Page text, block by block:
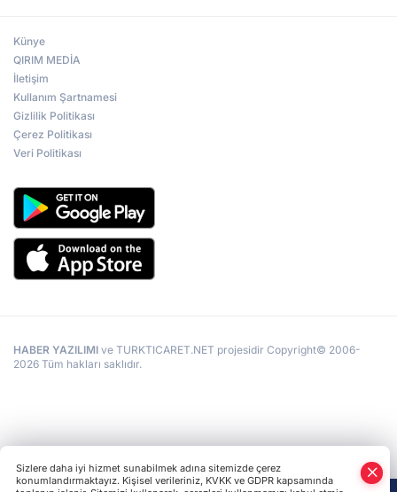
Künye
QIRIM MEDİA
İletişim
Kullanım Şartnamesi
Gizlilik Politikası
Çerez Politikası
Veri Politikası
HABER YAZILIMI ve TURKTICARET.NET projesidir Copyright© 2006-
2026 Tüm hakları saklıdır.
Sizlere daha iyi hizmet sunabilmek adına sitemizde çerez
konumlandırmaktayız. Kişisel verileriniz, KVKK ve GDPR kapsamında